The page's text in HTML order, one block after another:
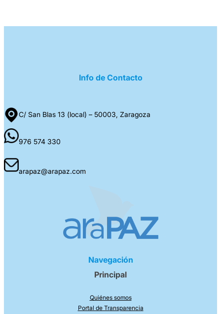
Info de Contacto
C/ San Blas 13 (local) – 50003, Zaragoza
976 574 330
arapaz@arapaz.com
Navegación
Principal
Quiénes somos
Portal de Transparencia